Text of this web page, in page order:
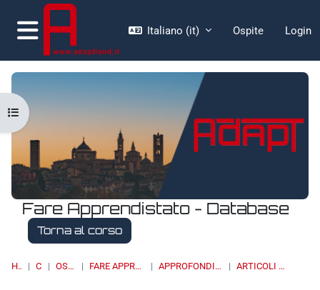
Vai al contenuto principale
Pannello laterale
Italiano ‎(it)‎ Ospite Login
Fare Apprendistato - Database
Torna al corso
HOME CORSI OSSERVATORI FARE APPRENDISTATO - DATABASE APPROFONDIMENTI, STUDI E RICERCHE ARTICOLI E SAGGI DI DOTTRINA
Apri indice del corso